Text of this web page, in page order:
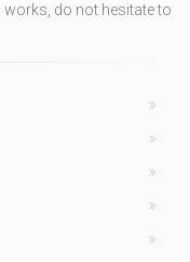
do not hesitate to